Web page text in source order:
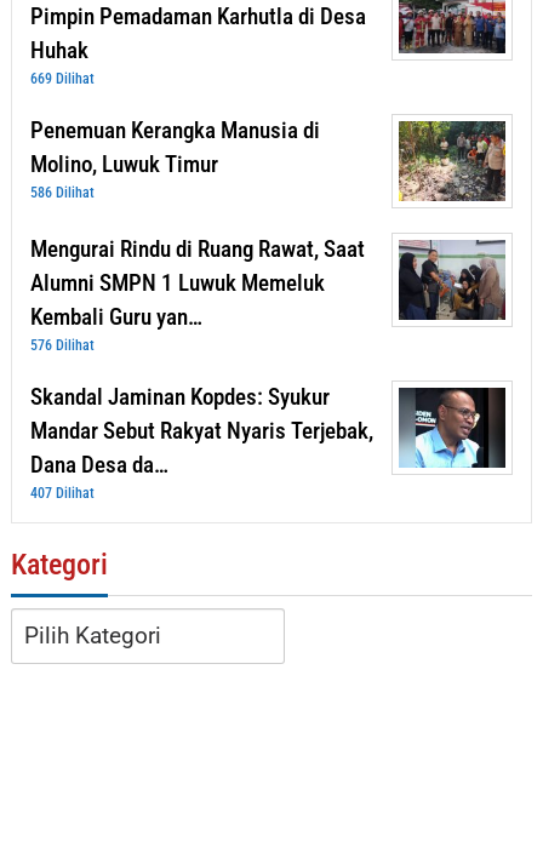
Pimpin Pemadaman Karhutla di Desa
Huhak
669 Dilihat
Penemuan Kerangka Manusia di
Molino, Luwuk Timur
586 Dilihat
Mengurai Rindu di Ruang Rawat, Saat
Alumni SMPN 1 Luwuk Memeluk
Kembali Guru yan…
576 Dilihat
Skandal Jaminan Kopdes: Syukur
Mandar Sebut Rakyat Nyaris Terjebak,
Dana Desa da…
407 Dilihat
Kategori
Kategori